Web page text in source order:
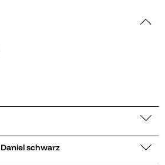
Details zu Daunenjacke Daniel schwarz